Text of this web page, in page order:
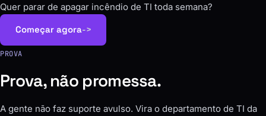
Quer parar de apagar incêndio de TI toda semana?
Começar agora->
PROVA
Prova, não promessa.
A gente não faz suporte avulso. Vira o departamento de TI da